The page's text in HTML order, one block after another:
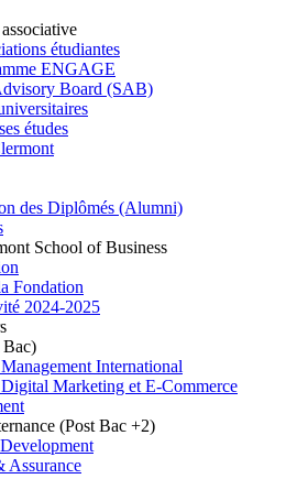
étudiantes
ENGAGE
Board (SAB)
études
des Diplômés (Alumni)
School of Business
Fondation
2024-2025
Bac)
International
Marketing et E-Commerce
(Post Bac +2)
Assurance